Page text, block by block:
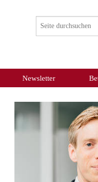
Newsletter